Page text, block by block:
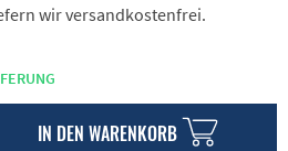
IN DEN WARENKORB
wir versandkostenfrei.